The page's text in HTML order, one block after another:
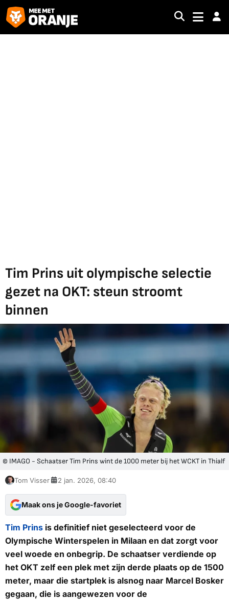
Tim Prins uit olympische selectie
gezet na OKT: steun stroomt
binnen
© IMAGO - Schaatser Tim Prins wint de 1000 meter bij het WCKT in Thialf
Tom Visser 2 jan. 2026, 08:40
Maak ons je Google-favoriet
Tim Prins is definitief niet geselecteerd voor de
Olympische Winterspelen in Milaan en dat zorgt voor
veel woede en onbegrip. De schaatser verdiende op
het OKT zelf een plek met zijn derde plaats op de 1500
meter, maar die startplek is alsnog naar Marcel Bosker
gegaan, die is aangewezen voor de